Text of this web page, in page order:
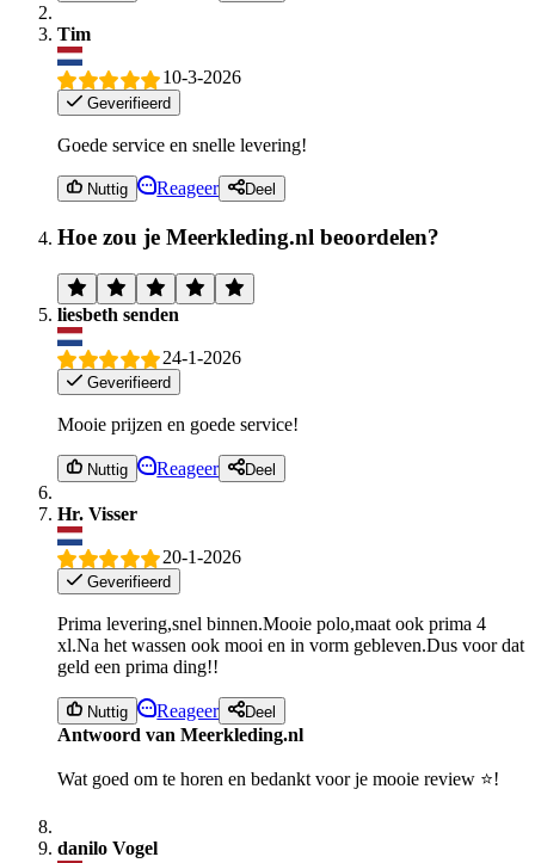
Tim
10-3-2026
Geverifieerd
Goede service en snelle levering!
Nuttig Reageer Deel
Hoe zou je Meerkleding.nl beoordelen?
liesbeth senden
24-1-2026
Geverifieerd
Mooie prijzen en goede service!
Nuttig Reageer Deel
Hr. Visser
20-1-2026
Geverifieerd
Prima levering,snel binnen.Mooie polo,maat ook prima 4
xl.Na het wassen ook mooi en in vorm gebleven.Dus voor dat
geld een prima ding!!
Nuttig Reageer Deel
Antwoord van Meerkleding.nl
Wat goed om te horen en bedankt voor je mooie review ⭐!
danilo Vogel